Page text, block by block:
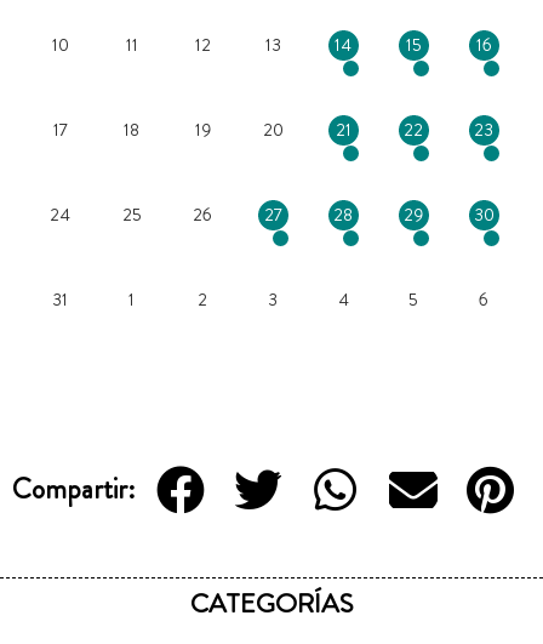
10 11 12 13 14 15 16
17 18 19 20 21 22 23
24 25 26 27 28 29 30
31 1 2 3 4 5 6
Compartir:
CATEGORÍAS